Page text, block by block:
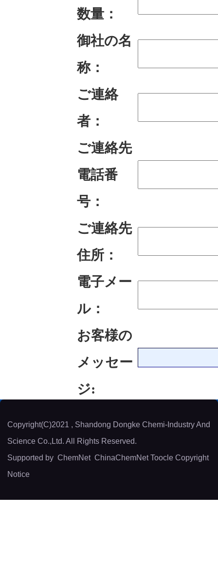
数量：
御社の名
称：
ご連絡
者：
ご連絡先
電話番
号：
ご連絡先
住所：
電子メー
ル：
お客様の
メッセー
ジ:
Copyright(C)2021 , Shandong Dongke Chemi-Industry And
Science Co.,Ltd. All Rights Reserved.
Supported by ChemNet ChinaChemNet Toocle Copyright
Notice